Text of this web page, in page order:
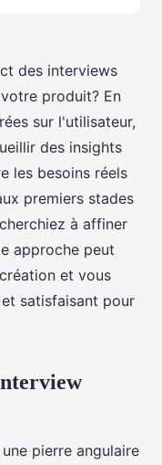
des interviews
produit? En
sur l'utilisateur,
des insights
les besoins réels
premiers stades
à affiner
approche peut
et vous
satisfaisant pour
pierre angulaire